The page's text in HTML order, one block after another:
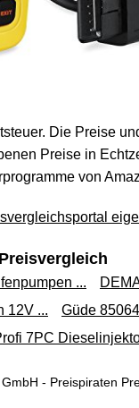
Die Preise
Preise in
von
...
12V ...
Güde
7PC
- Preispiraten